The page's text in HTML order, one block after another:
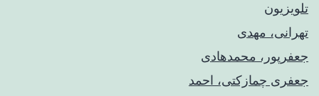
تلویزیون
تهرانی، مهدی
جعفرپور، محمدهادی
جعفری چمازکتی، احمد